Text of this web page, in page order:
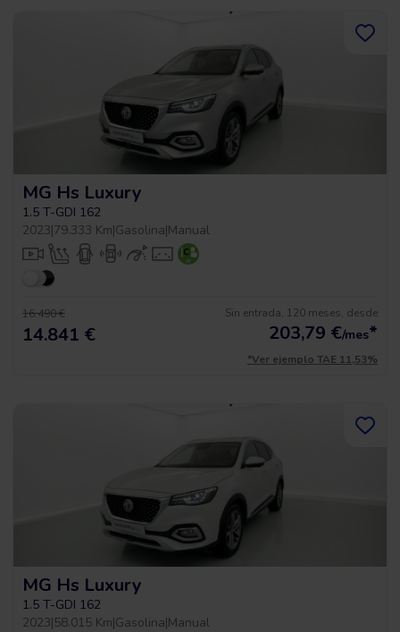
MG Hs Luxury
1.5 T-GDI 162
2023|79.333 Km|Gasolina|Manual
16.490 €
14.841 €
Sin entrada, 120 meses, desde
203,79 €/mes*
*Ver ejemplo TAE 11,53%
MG Hs Luxury
1.5 T-GDI 162
2023|58.015 Km|Gasolina|Manual